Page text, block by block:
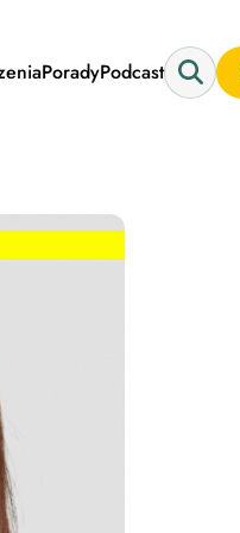
PoradyPodcast